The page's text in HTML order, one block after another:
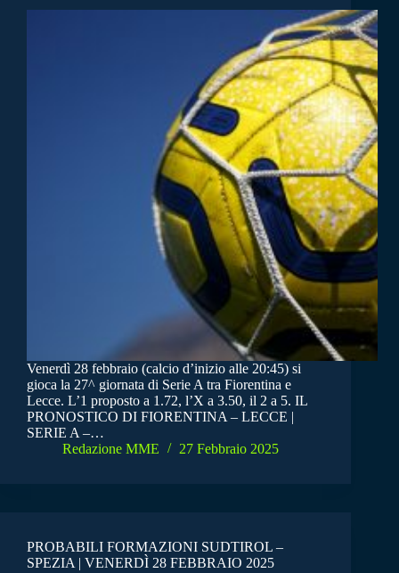
Venerdì 28 febbraio (calcio d’inizio alle 20:45) si
gioca la 27^ giornata di Serie A tra Fiorentina e
Lecce. L’1 proposto a 1.72, l’X a 3.50, il 2 a 5. IL
PRONOSTICO DI FIORENTINA – LECCE |
SERIE A –…
Redazione MME
27 Febbraio 2025
PROBABILI FORMAZIONI SUDTIROL –
SPEZIA | VENERDÌ 28 FEBBRAIO 2025